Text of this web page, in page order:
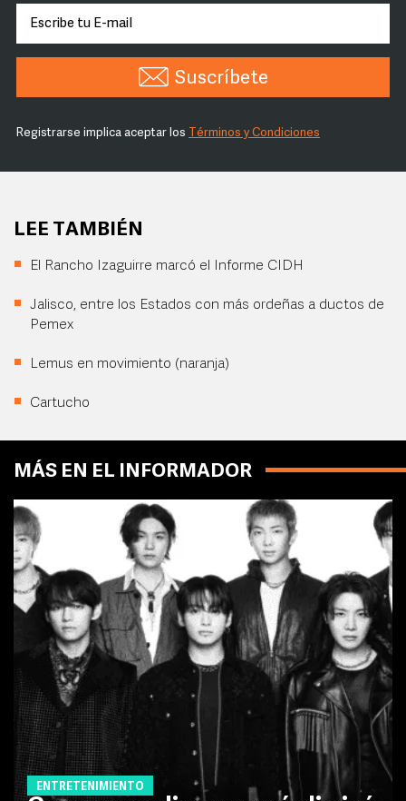
Suscríbete
Registrarse implica aceptar los Términos y Condiciones
LEE TAMBIÉN
El Rancho Izaguirre marcó el Informe CIDH
Jalisco, entre los Estados con más ordeñas a ductos de
Pemex
Lemus en movimiento (naranja)
Cartucho
MÁS EN EL INFORMADOR
ENTRETENIMIENTO